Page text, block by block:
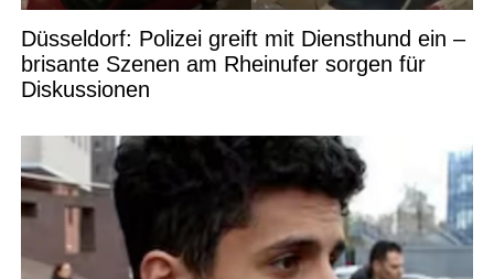
Düsseldorf: Polizei greift mit Diensthund ein –
brisante Szenen am Rheinufer sorgen für
Diskussionen